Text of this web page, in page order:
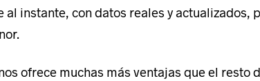
instante, con datos reales y actualizados,
ofrece muchas más ventajas que el resto
Acepto elAviso Legaly la